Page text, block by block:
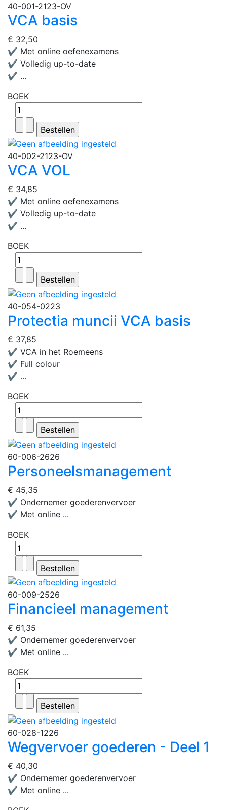
40-001-2123-OV
VCA basis
€ 32,50
✔ Met online oefenexamens
✔ Volledig up-to-date
✔ ...
BOEK
40-002-2123-OV
VCA VOL
€ 34,85
✔ Met online oefenexamens
✔ Volledig up-to-date
✔ ...
BOEK
40-054-0223
Protectia muncii VCA basis
€ 37,85
✔ VCA in het Roemeens
✔ Full colour
✔ ...
BOEK
60-006-2626
Personeelsmanagement
€ 45,35
✔ Ondernemer goederenvervoer
✔ Met online ...
BOEK
60-009-2526
Financieel management
€ 61,35
✔ Ondernemer goederenvervoer
✔ Met online ...
BOEK
60-028-1226
Wegvervoer goederen - Deel 1
€ 40,30
✔ Ondernemer goederenvervoer
✔ Met online ...